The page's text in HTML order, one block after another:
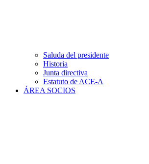
Saluda del presidente
Historia
Junta directiva
Estatuto de ACE-A
ÁREA SOCIOS